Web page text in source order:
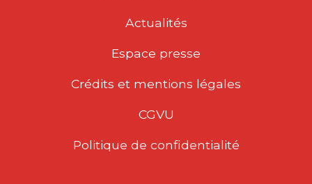
Actualités
Espace presse
Crédits et mentions légales
CGVU
Politique de confidentialité